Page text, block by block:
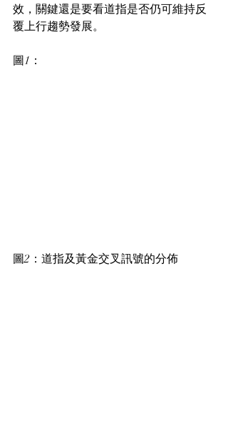
效，關鍵還是要看道指是否仍可維持反
覆上行趨勢發展。
圖1：
圖2：道指及黃金交叉訊號的分佈